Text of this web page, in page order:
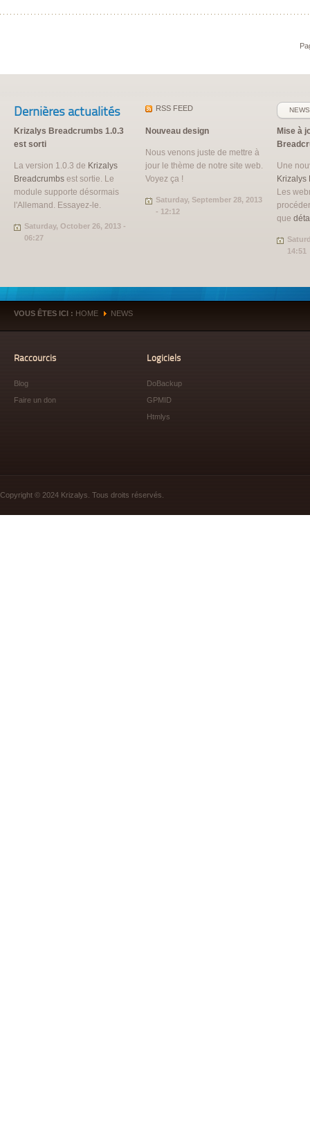
Dernières actualités
Krizalys Breadcrumbs 1.0.3
est sorti
La version 1.0.3 de Krizalys
Breadcrumbs est sortie. Le
module supporte désormais
l'Allemand. Essayez-le.
Saturday, October 26, 2013 -
06:27
Nouveau design
Nous venons juste de mettre à
jour le thème de notre site web.
Voyez ça !
Saturday, September 28, 2013
- 12:12
Mise à
Une
Krizalys
Les
que
14:51
RSS FEED
VOUS ÊTES ICI : HOME » NEWS
Raccourcis
Blog
Faire un don
Logiciels
DoBackup
GPMID
Htmlys
Copyright © 2024 Krizalys. Tous droits réservés.